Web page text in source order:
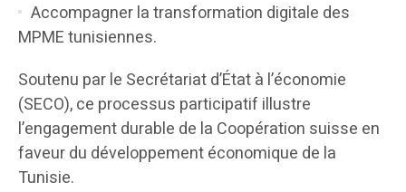
Accompagner la transformation digitale des
MPME tunisiennes.
Soutenu par le Secrétariat d’État à l’économie
(SECO), ce processus participatif illustre
l’engagement durable de la Coopération suisse en
faveur du développement économique de la
Tunisie.